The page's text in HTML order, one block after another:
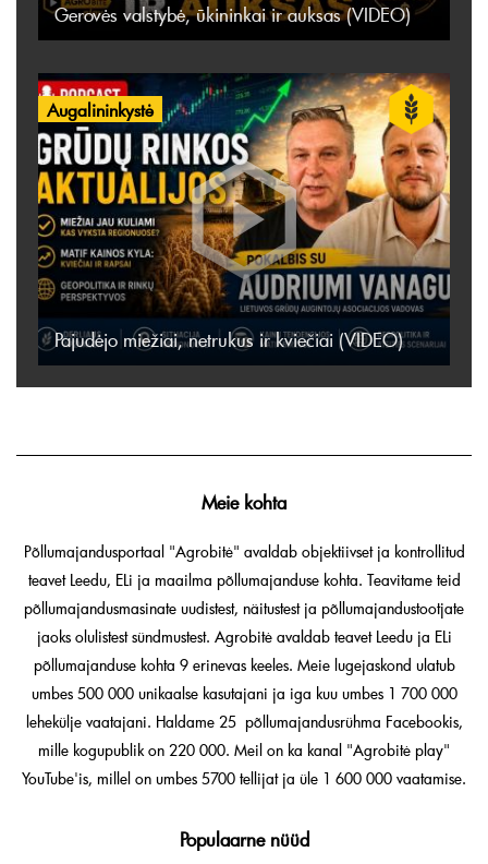
Gerovės valstybė, ūkininkai ir auksas (VIDEO)
Augalininkystė
Pajudėjo miežiai, netrukus ir kviečiai (VIDEO)
Meie kohta
Põllumajandusportaal "Agrobitė" avaldab objektiivset ja kontrollitud
teavet Leedu, ELi ja maailma põllumajanduse kohta. Teavitame teid
põllumajandusmasinate uudistest, näitustest ja põllumajandustootjate
jaoks olulistest sündmustest. Agrobitė avaldab teavet Leedu ja ELi
põllumajanduse kohta 9 erinevas keeles. Meie lugejaskond ulatub
umbes 500 000 unikaalse kasutajani ja iga kuu umbes 1 700 000
lehekülje vaatajani. Haldame 25 põllumajandusrühma Facebookis,
mille kogupublik on 220 000. Meil on ka kanal "Agrobitė play"
YouTube'is, millel on umbes 5700 tellijat ja üle 1 600 000 vaatamise.
Populaarne nüüd